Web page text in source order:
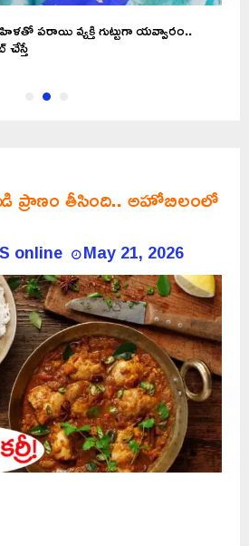
పరాయి వ్యక్తి గుట్టుగా యవ్వారం..
చేస్తే
ప్రాణం తీసింది.. అహోబిలంలో
online May 21, 2026